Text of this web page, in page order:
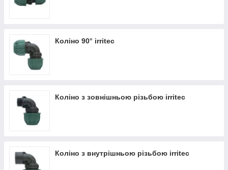
Коліно 90° irritec
Коліно з зовнішньою різьбою irritec
Коліно з внутрішньою різьбою irritec